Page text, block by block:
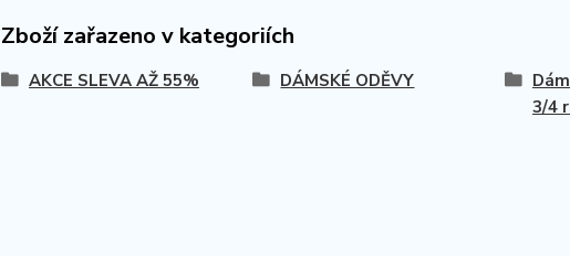
Zboží zařazeno v kategoriích
AKCE SLEVA AŽ 55% DÁMSKÉ ODĚVY
3/4